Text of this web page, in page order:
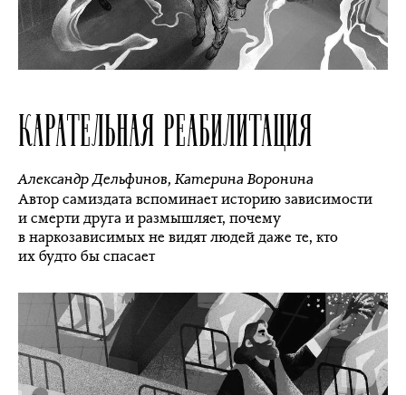
КАРАТЕЛЬНАЯ РЕАБИЛИТАЦИЯ
Александр Дельфинов,Катерина Воронина
Автор самиздата вспоминает историю зависимости
и смерти друга и размышляет, почему
в наркозависимых не видят людей даже те, кто
их будто бы спасает